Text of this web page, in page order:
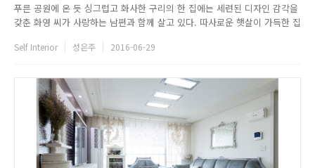
푸른 공원에 온 듯 싱그럽고 화사한 구리의 한 집에는 세련된 디자인 감각을
갖춘 화영 씨가 사랑하는 남편과 함께 살고 있다. 따사로운 햇살이 가득한 집
위기를 더욱 생기 넘치게 만들었다. 어렸을 적, 식물을 키우는 것을 좋아하시
Self Interior 성은주 2016-06-29